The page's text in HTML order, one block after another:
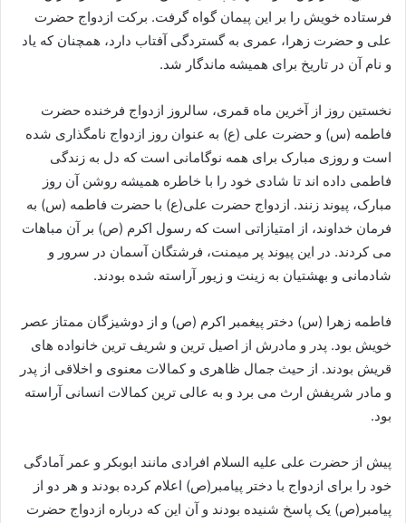
فرستاده خویش را بر این پیمان گواه گرفت. برکت ازدواج حضرت
علی و حضرت زهرا، عمری به گستردگی آفتاب دارد، هم‏چنان که یاد
و نام آن در تاریخ برای همیشه ماندگار شد.
نخستین روز از آخرین ماه قمری، سالروز ازدواج فرخنده حضرت
فاطمه (س) و حضرت علی (ع) به عنوان روز ازدواج نامگذاری شده
است و روزی مبارک برای همه نوگامانی است که دل به زندگی
فاطمی داده ‏اند تا شادی خود را با خاطره همیشه روشن آن روز
مبارک، پیوند زنند. ازدواج حضرت علی(ع) با حضرت فاطمه (س) به
فرمان خداوند، از امتیازاتی است که رسول اکرم (ص) بر آن مباهات
می کردند. در این پیوند پر میمنت، فرشتگان آسمان در سرور و
شادمانی و بهشتیان به زینت و زیور آراسته شده بودند.
فاطمه زهرا (س) دختر پیغمبر اکرم (ص) و از دوشیزگان ممتاز عصر
خویش بود. پدر و مادرش از اصیل ترین و شریف ترین خانواده های
قریش بودند. از حیث جمال ظاهری و کمالات معنوی و اخلاقی از پدر
و مادر شریفش ارث می برد و به عالی ترین کمالات انسانی آراسته
بود.
پیش از حضرت علی علیه السلام افرادی مانند ابوبکر و عمر آمادگی
خود را برای ازدواج با دختر پیامبر(ص) اعلام کرده بودند و هر دو از
پیامبر(ص) یک پاسخ شنیده بودند و آن این که درباره ازدواج حضرت